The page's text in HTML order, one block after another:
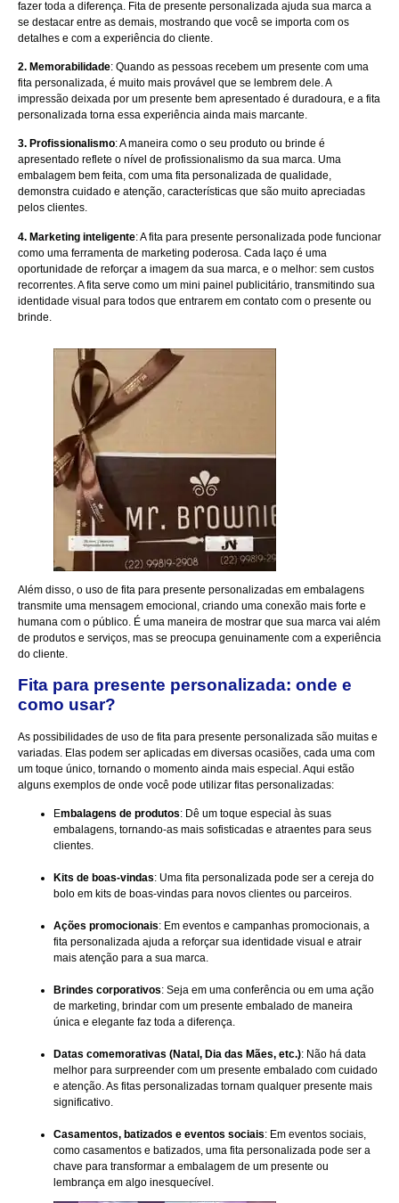
fazer toda a diferença. Fita de presente personalizada ajuda sua marca a
se destacar entre as demais, mostrando que você se importa com os
detalhes e com a experiência do cliente.
2. Memorabilidade: Quando as pessoas recebem um presente com uma
fita personalizada, é muito mais provável que se lembrem dele. A
impressão deixada por um presente bem apresentado é duradoura, e a fita
personalizada torna essa experiência ainda mais marcante.
3. Profissionalismo: A maneira como o seu produto ou brinde é
apresentado reflete o nível de profissionalismo da sua marca. Uma
embalagem bem feita, com uma fita personalizada de qualidade,
demonstra cuidado e atenção, características que são muito apreciadas
pelos clientes.
4. Marketing inteligente: A fita para presente personalizada pode funcionar
como uma ferramenta de marketing poderosa. Cada laço é uma
oportunidade de reforçar a imagem da sua marca, e o melhor: sem custos
recorrentes. A fita serve como um mini painel publicitário, transmitindo sua
identidade visual para todos que entrarem em contato com o presente ou
brinde.
Além disso, o uso de fita para presente personalizadas em embalagens
transmite uma mensagem emocional, criando uma conexão mais forte e
humana com o público. É uma maneira de mostrar que sua marca vai além
de produtos e serviços, mas se preocupa genuinamente com a experiência
do cliente.
Fita para presente personalizada: onde e
como usar?
As possibilidades de uso de fita para presente personalizada são muitas e
variadas. Elas podem ser aplicadas em diversas ocasiões, cada uma com
um toque único, tornando o momento ainda mais especial. Aqui estão
alguns exemplos de onde você pode utilizar fitas personalizadas:
Embalagens de produtos: Dê um toque especial às suas
embalagens, tornando-as mais sofisticadas e atraentes para seus
clientes.
Kits de boas-vindas: Uma fita personalizada pode ser a cereja do
bolo em kits de boas-vindas para novos clientes ou parceiros.
Ações promocionais: Em eventos e campanhas promocionais, a
fita personalizada ajuda a reforçar sua identidade visual e atrair
mais atenção para a sua marca.
Brindes corporativos: Seja em uma conferência ou em uma ação
de marketing, brindar com um presente embalado de maneira
única e elegante faz toda a diferença.
Datas comemorativas (Natal, Dia das Mães, etc.): Não há data
melhor para surpreender com um presente embalado com cuidado
e atenção. As fitas personalizadas tornam qualquer presente mais
significativo.
Casamentos, batizados e eventos sociais: Em eventos sociais,
como casamentos e batizados, uma fita personalizada pode ser a
chave para transformar a embalagem de um presente ou
lembrança em algo inesquecível.